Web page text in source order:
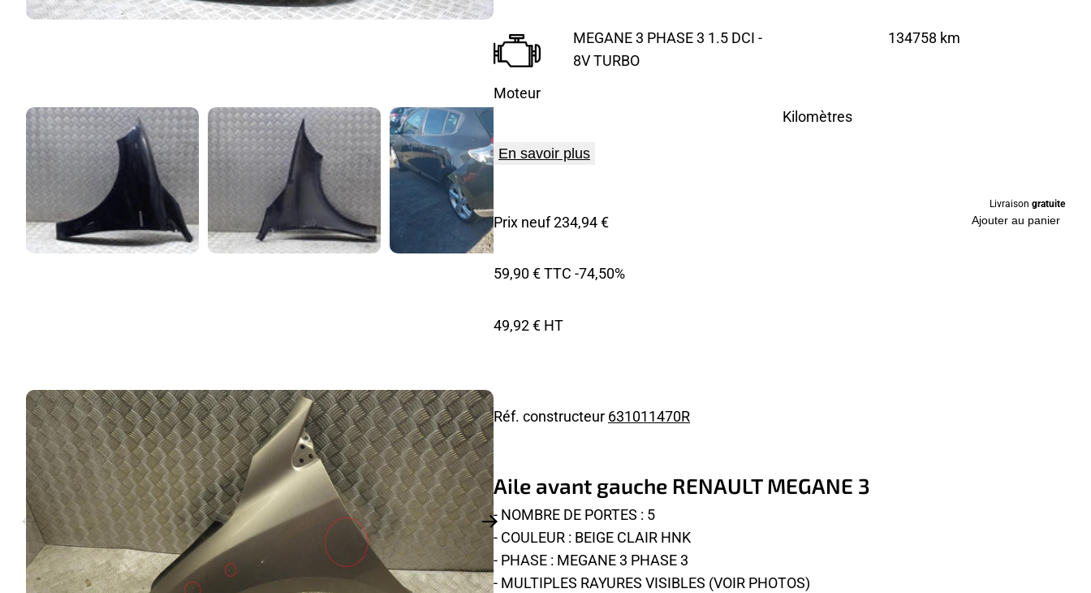
Moteur
MEGANE 3 PHASE 3 1.5 DCI -
8V TURBO
Kilomètres
134758 km
En savoir plus
Prix neuf 234,94 €
59,90 € TTC -74,50%
49,92 € HT
Livraison gratuite
Ajouter au panier
Réf. constructeur 631011470R
Aile avant gauche RENAULT MEGANE 3
- NOMBRE DE PORTES : 5
- COULEUR : BEIGE CLAIR HNK
- PHASE : MEGANE 3 PHASE 3
- MULTIPLES RAYURES VISIBLES (VOIR PHOTOS)